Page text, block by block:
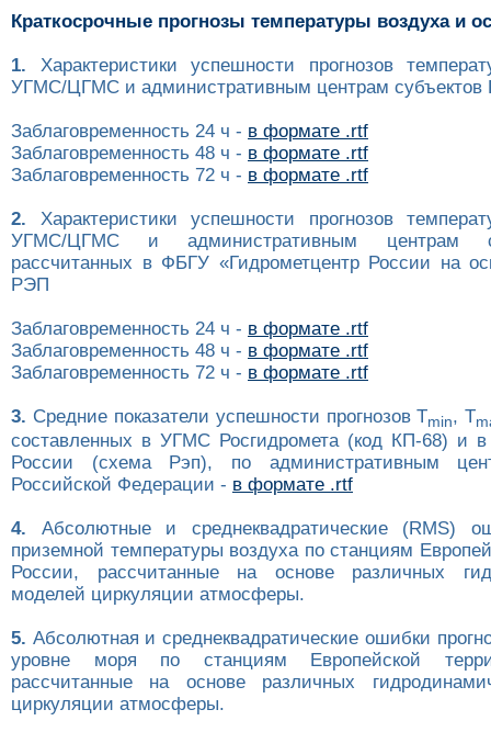
Краткосрочные прогнозы температуры воздуха и
1. Характеристики успешности прогнозов
УГМС/ЦГМС и административным центрам субъектов
Заблаговременность 24 ч - в формате .rtf
Заблаговременность 48 ч - в формате .rtf
Заблаговременность 72 ч - в формате .rtf
2. Характеристики успешности прогнозов
УГМС/ЦГМС и административным центрам
рассчитанных в ФБГУ «Гидрометцентр России на
РЭП
Заблаговременность 24 ч - в формате .rtf
Заблаговременность 48 ч - в формате .rtf
Заблаговременность 72 ч - в формате .rtf
3. Средние показатели успешности прогнозов Tmin, T
составленных в УГМС Росгидромета (код КП-68) и в
России (схема Рэп), по административным
Российской Федерации - в формате .rtf
4. Абсолютные и среднеквадратические (RMS)
приземной температуры воздуха по станциям
России, рассчитанные на основе различных
моделей циркуляции атмосферы.
5. Абсолютная и среднеквадратические ошибки
уровне моря по станциям Европейской
рассчитанные на основе различных
циркуляции атмосферы.